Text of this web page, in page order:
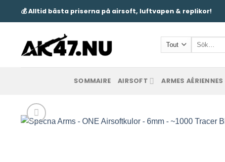
💰 Alltid bästa priserna på airsoft, luftvapen & replikor!
Recherche
SOMMAIRE AIRSOFT ARMES AÉRIENNES